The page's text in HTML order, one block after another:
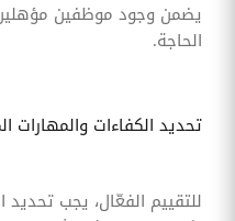
يضمن وجود موظفين
الحاجة.
تحديد الكفاءات والمهارات
للتقييم الفعّال، يجب تحديد